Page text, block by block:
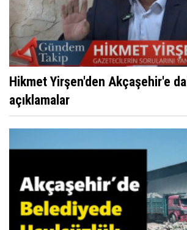
Hikmet Yirşen'den Akçaşehir'e
açıklamalar